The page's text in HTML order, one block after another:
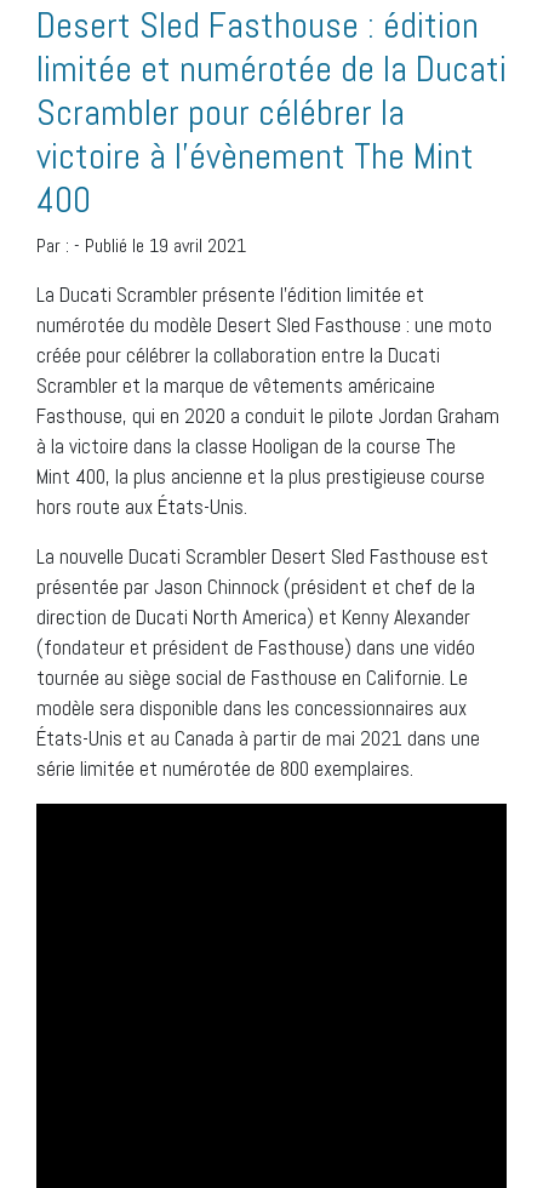
Desert Sled Fasthouse : édition
limitée et numérotée de la Ducati
Scrambler pour célébrer la
victoire à l’évènement The Mint
400
Par : - Publié le 19 avril 2021
La Ducati Scrambler présente l’édition limitée et
numérotée du modèle Desert Sled Fasthouse : une moto
créée pour célébrer la collaboration entre la Ducati
Scrambler et la marque de vêtements américaine
Fasthouse, qui en 2020 a conduit le pilote Jordan Graham
à la victoire dans la classe Hooligan de la course The
Mint 400, la plus ancienne et la plus prestigieuse course
hors route aux États-Unis.
La nouvelle Ducati Scrambler Desert Sled Fasthouse est
présentée par Jason Chinnock (président et chef de la
direction de Ducati North America) et Kenny Alexander
(fondateur et président de Fasthouse) dans une vidéo
tournée au siège social de Fasthouse en Californie. Le
modèle sera disponible dans les concessionnaires aux
États-Unis et au Canada à partir de mai 2021 dans une
série limitée et numérotée de 800 exemplaires.